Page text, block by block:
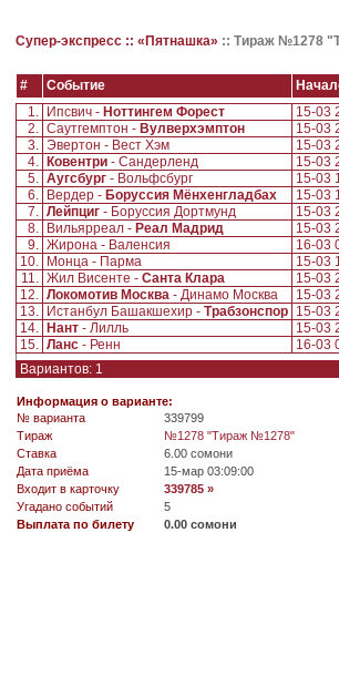
Супер-экспресс :: «Пятнашка» :: Тираж №1278
# Событие
1.
Ипсвич - Ноттингем Форест 15-03
2. Саутгемптон - Вулверхэмптон 15-03
3. Эвертон - Вест Хэм 15-03
4.
Ковентри - Сандерленд 15-03
5. Аугсбург - Вольфсбург 15-03
6.
Вердер - Боруссия Мёнхенгладбах 15-03
7. Лейпциг - Боруссия Дортмунд 15-03
8.
Вильярреал - Реал Мадрид 15-03
9. Жирона - Валенсия 16-03
10.
Монца - Парма 15-03
11. Жил Висенте - Санта Клара 15-03
12. Локомотив Москва - Динамо Москва 15-03
13.
Истанбул Башакшехир - Трабзонспор 15-03
14.
Нант - Лилль 15-03
15. Ланс - Ренн 16-03
Вариантов: 1
Информация о варианте:
№ варианта
339799
Tираж
№1278 "Тираж №1278"
Ставка
6.00 сомони
Дата приёма
15-мар 03:09:00
Входит в карточку
339785 »
Угадано событий
5
Выплата по билету
0.00 сомони